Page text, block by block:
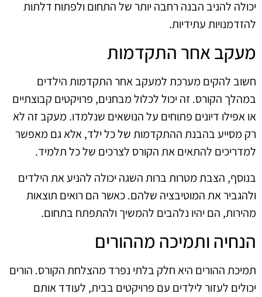
יכולה להניב הבנה רחבה יותר של התחום ולפתוח דלתות
להזדמנויות עתידיות.
מעקב אחר התקדמות
חשוב להקים מערכת למעקב אחר התקדמות הילדים
במהלך הקורס. זה יכול לכלול מבחנים, פרויקטים קבוצתיים
או אפילו דיונים פתוחים על הנושאים שנלמדו. מעקב זה לא
רק מסייע בהבנת ההתקדמות של כל ילד, אלא גם מאפשר
למדריכים להתאים את הקורס לצרכים של כל תלמיד.
בנוסף, הצבת מטרות ברות השגה יכולה להניע את הילדים
ולהגביר את המוטיבציה שלהם. כאשר הם רואים תוצאות
מהירות, הם יהיו נלהבים להמשיך ולהתפתח בתחום.
הנחיה ותמיכה מההורים
תמיכת ההורים היא חלק בלתי נפרד מהצלחת הקורס. הורים
יכולים לעזור לילדים עם פרויקטים בבית, לעודד אותם